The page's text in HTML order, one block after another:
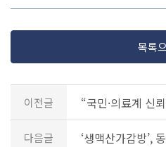
목록
이전글 “국민·의료계 신
다음글 ‘생맥산가감방’,